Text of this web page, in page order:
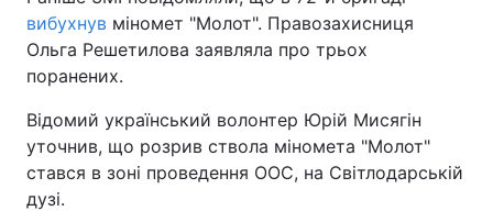
вибухнув міномет "Молот". Правозахисниця
Ольга Решетилова заявляла про трьох
поранених.
Відомий український волонтер Юрій Мисягін
уточнив, що розрив ствола міномета "Молот"
стався в зоні проведення ООС, на Світлодарській
дузі.